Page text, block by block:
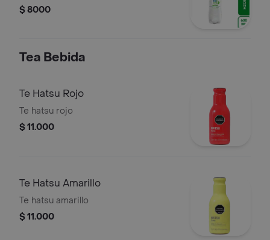
$ 8000
Tea Bebida
Te Hatsu Rojo
Te hatsu rojo
$ 11.000
Te Hatsu Amarillo
Te hatsu amarillo
$ 11.000